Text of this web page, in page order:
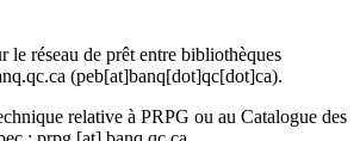
le réseau de prêt entre bibliothèques
(peb[at]banq[dot]qc[dot]ca).
relative à PRPG ou au Catalogue des